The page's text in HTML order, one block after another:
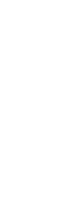
sondern
ein.